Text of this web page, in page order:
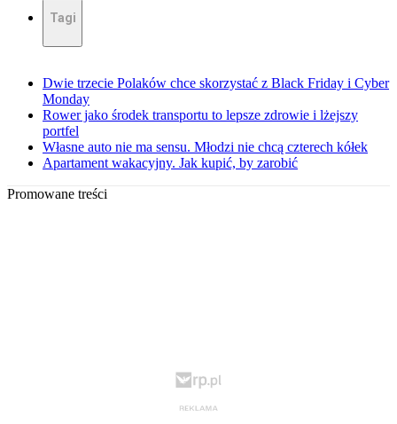
Tagi
Dwie trzecie Polaków chce skorzystać z Black Friday i Cyber
Monday
Rower jako środek transportu to lepsze zdrowie i lżejszy
portfel
Własne auto nie ma sensu. Młodzi nie chcą czterech kółek
Apartament wakacyjny. Jak kupić, by zarobić
Promowane treści